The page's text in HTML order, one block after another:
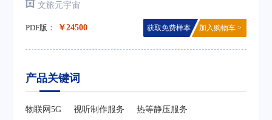
文旅元宇宙
PDF版： ￥24500 获取免费样本 加入购物车 >
产品关键词
物联网5G 视听制作服务 热等静压服务